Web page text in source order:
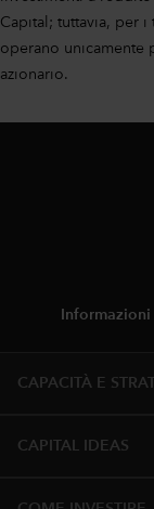
Capital; tuttavia, per
operano
azionario.
Informazioni
CAPACITÀ E
CAPITAL IDEAS